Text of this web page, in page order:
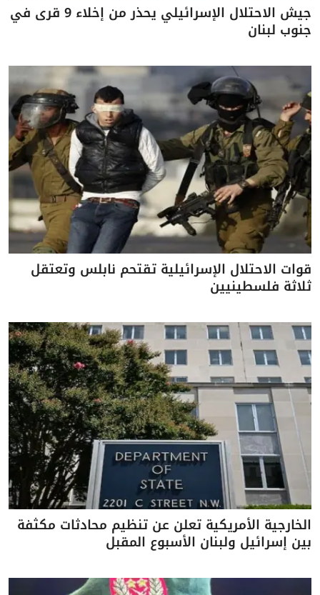
جيش الاحتلال الإسرائيلي يحذر من إخلاء 9 قرى في
جنوب لبنان
قوات الاحتلال الإسرائيلية تقتحم نابلس وتعتقل
ثلاثة فلسطينيين
الخارجية الأمريكية تعلن عن تنظيم محادثات مكثفة
بين إسرائيل ولبنان الأسبوع المقبل